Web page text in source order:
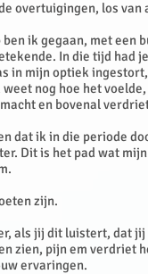
overtuigingen, los
ben ik gegaan, met
In die tijd had
in mijn optiek
weet nog hoe het
en bovenal
dat ik in die periode
Dit is het pad wat
zijn.
als jij dit luistert, dat
zien, pijn em verdriet
ervaringen.